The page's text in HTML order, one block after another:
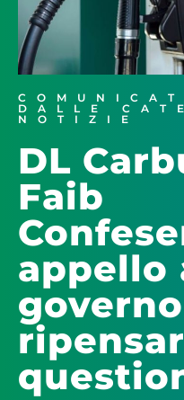
DALLE
NOTIZIE
DL
Faib
appello